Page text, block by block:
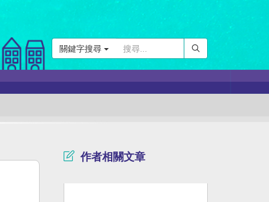
關鍵字搜尋
作者相關文章